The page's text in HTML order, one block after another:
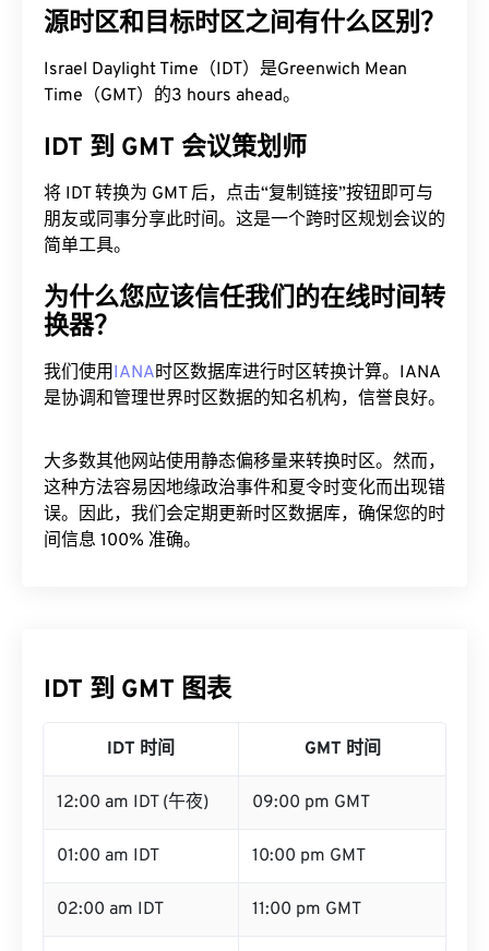
源时区和目标时区之间有什么区别？
Israel Daylight Time（IDT）是Greenwich Mean
Time（GMT）的3 hours ahead。
IDT 到 GMT 会议策划师
将 IDT 转换为 GMT 后，点击“复制链接”按钮即可与
朋友或同事分享此时间。这是一个跨时区规划会议的
简单工具。
为什么您应该信任我们的在线时间转
换器？
我们使用IANA时区数据库进行时区转换计算。IANA
是协调和管理世界时区数据的知名机构，信誉良好。
大多数其他网站使用静态偏移量来转换时区。然而，
这种方法容易因地缘政治事件和夏令时变化而出现错
误。因此，我们会定期更新时区数据库，确保您的时
间信息 100% 准确。
IDT 到 GMT 图表
IDT 时间 GMT 时间
12:00 am IDT (午夜) 09:00 pm GMT
01:00 am IDT 10:00 pm GMT
02:00 am IDT 11:00 pm GMT